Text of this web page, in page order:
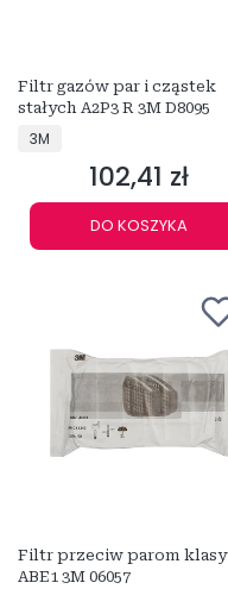
Filtr gazów par i cząstek
stałych A2P3 R 3M D8095
PRODUCENT
3M
Cena
102,41 zł
DO KOSZYKA
Filtr przeciw parom klasy
ABE1 3M 06057